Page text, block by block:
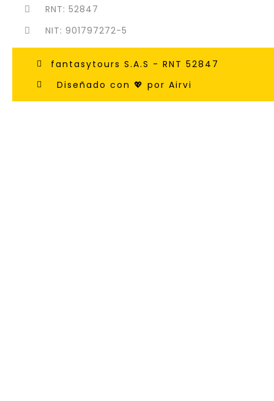
RNT: 52847
NIT: 901797272-5
fantasytours S.A.S - RNT 52847
Diseñado con 💖 por Airvi